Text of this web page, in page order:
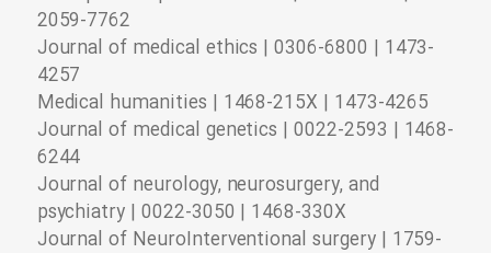
2059-7762
Journal of medical ethics | 0306-6800 | 1473-
4257
Medical humanities | 1468-215X | 1473-4265
Journal of medical genetics | 0022-2593 | 1468-
6244
Journal of neurology, neurosurgery, and
psychiatry | 0022-3050 | 1468-330X
Journal of NeuroInterventional surgery | 1759-